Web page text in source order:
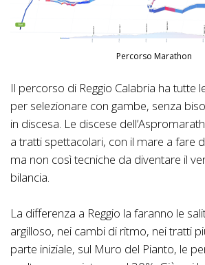
Percorso Marathon
Il percorso di Reggio Calabria ha tutte
per selezionare con gambe, senza
in discesa. Le discese
a tratti spettacolari, con il mare a fare
ma non così tecniche da diventare il
bilancia.
La differenza a Reggio la faranno le
argilloso, nei cambi di ritmo, nei tratti
parte iniziale, sul Muro del Pianto, le